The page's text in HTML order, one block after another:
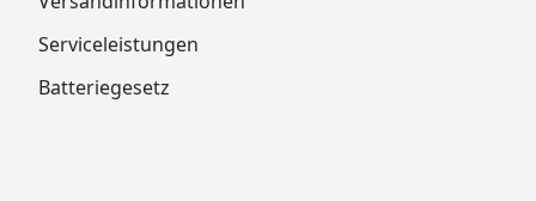
Serviceleistungen
Batteriegesetz